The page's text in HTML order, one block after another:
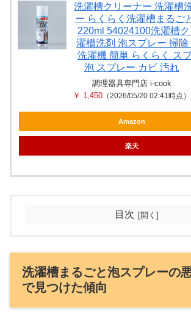
洗濯槽クリーナー 洗濯槽
ー らくらく洗濯槽まるご
220ml 54024100洗濯槽
濯槽洗剤 泡スプレー 掃除
洗濯機 簡単 らくらく ス
泡 スプレー カビ 汚れ
調理器具専門店 i-cook
￥ 1,450 （2026/05/20 02:41時点）
Amazon
楽天
目次
洗濯槽まるごと泡スプレーの
で見つけた傾向